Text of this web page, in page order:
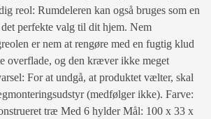
reol: Rumdeleren kan også bruges som en
perfekte valg til dit hjem. Nem
er nem at rengøre med en fugtig klud
overflade, og den kræver ikke meget
For at undgå, at produktet vælter, skal
(medfølger ikke). Farve:
træ Med 6 hylder Mål: 100 x 33 x